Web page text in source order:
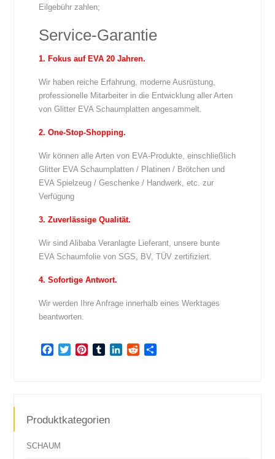
Eilgebühr zahlen;
Service-Garantie
1. Fokus auf EVA 20 Jahren.
Wir haben reiche Erfahrung, moderne Ausrüstung,
professionelle Mitarbeiter in die Entwicklung aller Arten
von Glitter EVA Schaumplatten angesammelt.
2. One-Stop-Shopping.
Wir können alle Arten von EVA-Produkte, einschließlich
Glitter EVA Schaumplatten / Platinen / Brötchen und
EVA Spielzeug / Geschenke / Handwerk, etc. zur
Verfügung
3. Zuverlässige Qualität.
Wir sind Alibaba Veranlagte Lieferant, unsere bunte
EVA Schaumfolie von SGS, BV, TÜV zertifiziert.
4. Sofortige Antwort.
Wir werden Ihre Anfrage innerhalb eines Werktages
beantworten.
Facebook
TwitterPinterestTumblrLinkedInReddit
Produktkategorien
SCHAUM